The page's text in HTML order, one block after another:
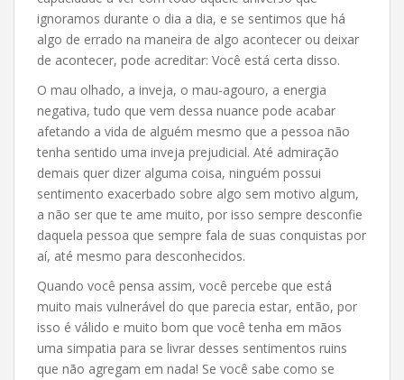
ignoramos durante o dia a dia, e se sentimos que há
algo de errado na maneira de algo acontecer ou deixar
de acontecer, pode acreditar: Você está certa disso.
O mau olhado, a inveja, o mau-agouro, a energia
negativa, tudo que vem dessa nuance pode acabar
afetando a vida de alguém mesmo que a pessoa não
tenha sentido uma inveja prejudicial. Até admiração
demais quer dizer alguma coisa, ninguém possui
sentimento exacerbado sobre algo sem motivo algum,
a não ser que te ame muito, por isso sempre desconfie
daquela pessoa que sempre fala de suas conquistas por
aí, até mesmo para desconhecidos.
Quando você pensa assim, você percebe que está
muito mais vulnerável do que parecia estar, então, por
isso é válido e muito bom que você tenha em mãos
uma simpatia para se livrar desses sentimentos ruins
que não agregam em nada! Se você sabe como se